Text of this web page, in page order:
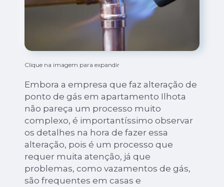
Clique na imagem para expandir
Embora a empresa que faz alteração de
ponto de gás em apartamento Ilhota
não pareça um processo muito
complexo, é importantíssimo observar
os detalhes na hora de fazer essa
alteração, pois é um processo que
requer muita atenção, já que
problemas, como vazamentos de gás,
são frequentes em casas e